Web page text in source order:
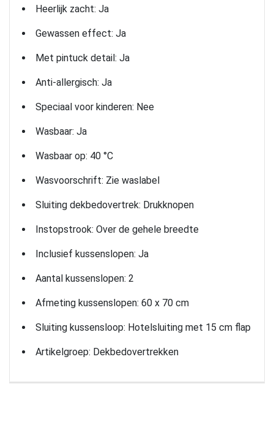
Heerlijk zacht: Ja
Gewassen effect: Ja
Met pintuck detail: Ja
Anti-allergisch: Ja
Speciaal voor kinderen: Nee
Wasbaar: Ja
Wasbaar op: 40 °C
Wasvoorschrift: Zie waslabel
Sluiting dekbedovertrek: Drukknopen
Instopstrook: Over de gehele breedte
Inclusief kussenslopen: Ja
Aantal kussenslopen: 2
Afmeting kussenslopen: 60 x 70 cm
Sluiting kussensloop: Hotelsluiting met 15 cm flap
Artikelgroep: Dekbedovertrekken